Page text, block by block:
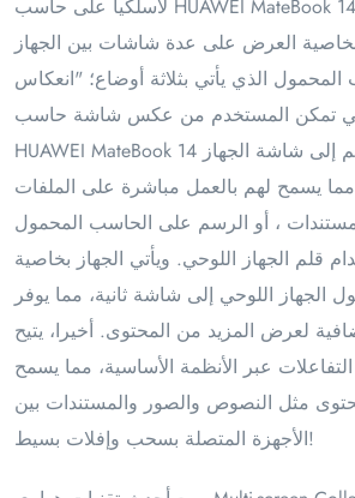
لاسلكيا على حاسب HUAWEI MateBook 14 المحمول للاستمتاع
لخاصية العرض على عدة شاشات بين الجهاز
الذي يأتي بثلاثة أوضاع؛ "انعكاس
تمكن المستخدم من عكس شاشة حاسب
HUAWEI MateBook 14 المحمول الخاصة بهم إلى شاشة الجهاز
يسمح لهم بالعمل مباشرة على الملفات
، أو الرسم على الحاسب المحمول
قلم الجهاز اللوحي. ويأتي الجهاز بخاصية
الجهاز اللوحي إلى شاشة ثانية، مما يوفر
لعرض المزيد من المحتوى. أخيرا، يتيح
عبر الأنظمة الأساسية، مما يسمح
مثل النصوص والصور والمستندات بين
الأجهزة المتصلة بسحب وإفلات بسيط!